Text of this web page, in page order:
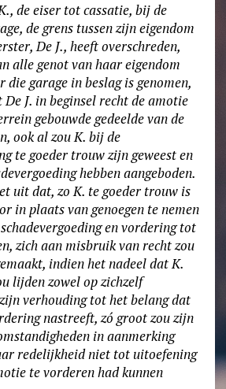
de eiser tot cassatie, bij de
de grens tussen zijn eigendom
De J., heeft overschreden,
alle genot van haar eigendom
garage in beslag is genomen,
De J. in beginsel recht de amotie
gebouwde gedeelde van de
ook al zou K. bij de
te goeder trouw zijn geweest en
hebben aangeboden.
uit dat, zo K. te goeder trouw is
in plaats van genoegen te nemen
en vordering tot
zich aan misbruik van recht zou
indien het nadeel dat K.
lijden zowel op zichzelf
verhouding tot het belang dat
nastreeft, zó groot zou zijn
in aanmerking
redelijkheid niet tot uitoefening
te vorderen had kunnen